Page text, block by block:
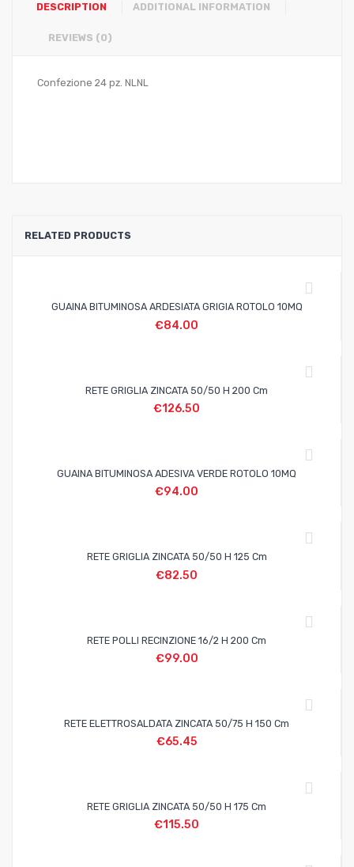
DESCRIPTION ADDITIONAL INFORMATION
REVIEWS (0)
Confezione 24 pz. NLNL
RELATED PRODUCTS
GUAINA BITUMINOSA ARDESIATA GRIGIA ROTOLO 10MQ
€84.00
RETE GRIGLIA ZINCATA 50/50 H 200 Cm
€126.50
GUAINA BITUMINOSA ADESIVA VERDE ROTOLO 10MQ
€94.00
RETE GRIGLIA ZINCATA 50/50 H 125 Cm
€82.50
RETE POLLI RECINZIONE 16/2 H 200 Cm
€99.00
RETE ELETTROSALDATA ZINCATA 50/75 H 150 Cm
€65.45
RETE GRIGLIA ZINCATA 50/50 H 175 Cm
€115.50